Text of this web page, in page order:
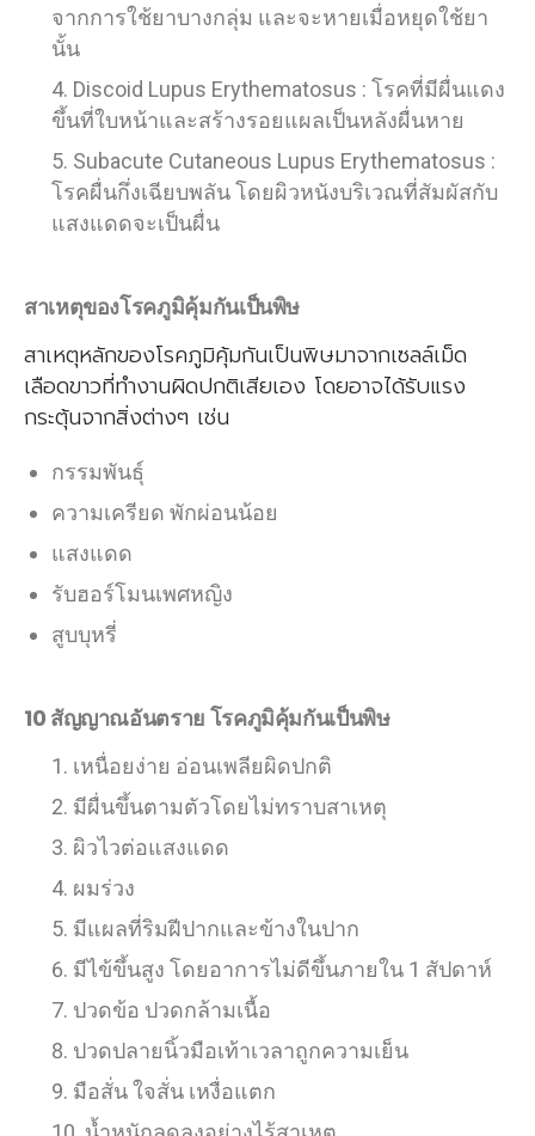
จากการใช้ยาบางกลุ่ม และจะหายเมื่อหยุดใช้ยา
นั้น
Discoid Lupus Erythematosus : โรคที่มีผื่นแดง
ขึ้นที่ใบหน้าและสร้างรอยแผลเป็นหลังผื่นหาย
Subacute Cutaneous Lupus Erythematosus :
โรคผื่นกึ่งเฉียบพลัน โดยผิวหนังบริเวณที่สัมผัสกับ
แสงแดดจะเป็นผื่น
สาเหตุของโรคภูมิคุ้มกันเป็นพิษ
สาเหตุหลักของโรคภูมิคุ้มกันเป็นพิษมาจากเซลล์เม็ด
เลือดขาวที่ทำงานผิดปกติเสียเอง โดยอาจได้รับแรง
กระตุ้นจากสิ่งต่างๆ เช่น
กรรมพันธุ์
ความเครียด พักผ่อนน้อย
แสงแดด
รับฮอร์โมนเพศหญิง
สูบบุหรี่
10 สัญญาณอันตราย โรคภูมิคุ้มกันเป็นพิษ
เหนื่อยง่าย อ่อนเพลียผิดปกติ
มีผื่นขึ้นตามตัวโดยไม่ทราบสาเหตุ
ผิวไวต่อแสงแดด
ผมร่วง
มีแผลที่ริมฝีปากและข้างในปาก
มีไข้ขึ้นสูง โดยอาการไม่ดีขึ้นภายใน 1 สัปดาห์
ปวดข้อ ปวดกล้ามเนื้อ
ปวดปลายนิ้วมือเท้าเวลาถูกความเย็น
มือสั่น ใจสั่น เหงื่อแตก